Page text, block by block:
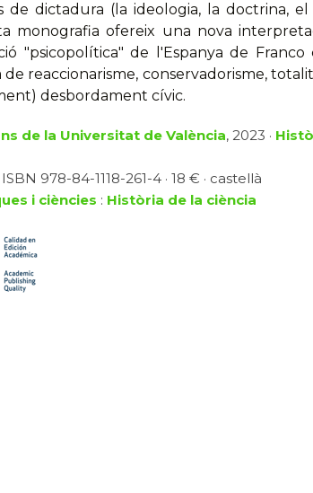
de dictadura (la ideologia, la doctrina,
monografia ofereix una nova
"psicopolítica" de l'Espanya de
reaccionarisme, conservadorisme,
desbordament cívic.
de la Universitat de València, 2023 ·
ISBN 978-84-1118-261-4 · 18 € · castellà
i ciències : Història de la ciència